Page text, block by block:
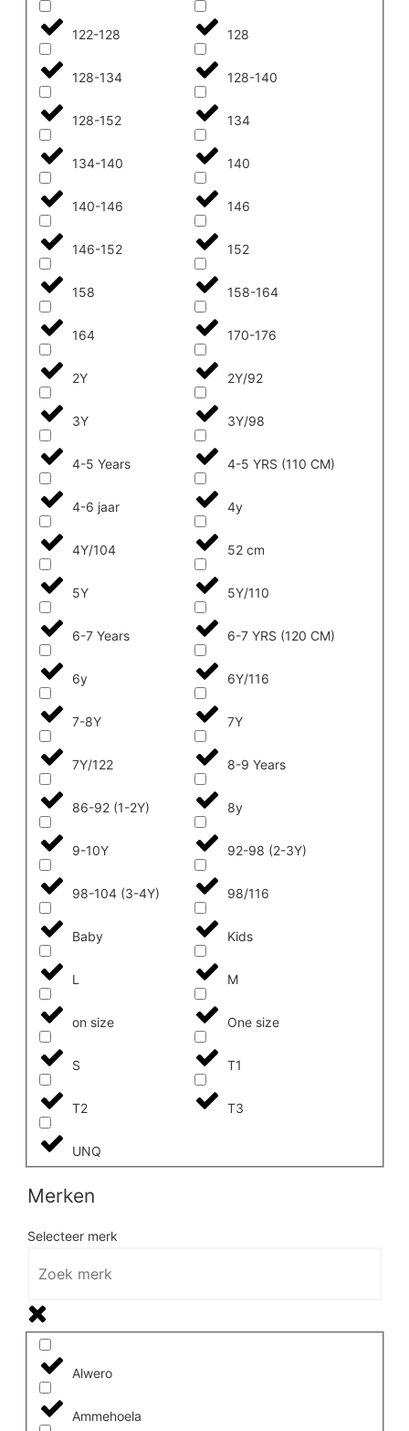
122-128 128
128-134 128-140
128-152 134
134-140 140
140-146 146
146-152 152
158 158-164
164 170-176
2Y 2Y/92
3Y 3Y/98
4-5 Years 4-5 YRS (110 CM)
4-6 jaar 4y
4Y/104 52 cm
5Y 5Y/110
6-7 Years 6-7 YRS (120 CM)
6y 6Y/116
7-8Y 7Y
7Y/122 8-9 Years
86-92 (1-2Y) 8y
9-10Y 92-98 (2-3Y)
98-104 (3-4Y) 98/116
Baby Kids
L M
on size One size
S T1
T2 T3
UNQ
Merken
Selecteer merk
Alwero
Ammehoela